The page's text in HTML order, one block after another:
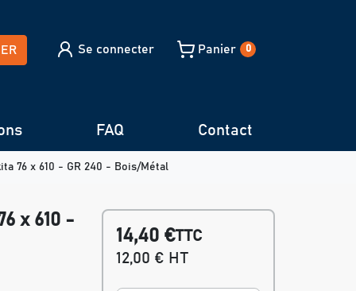
Se connecter Panier 0
FAQ Contact
76 x 610 - GR 240 - Bois/Métal
x 610 -
14,40 €TTC
12,00 € HT